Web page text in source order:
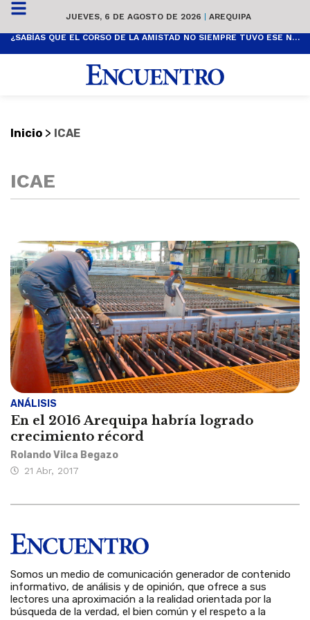
JUEVES, 6 DE AGOSTO DE 2026 | AREQUIPA
¿SABÍAS QUE EL CORSO DE LA AMISTAD NO SIEMPRE TUVO ESE NOMBRE? ESTA ES SU HISTORIA
Inicio > ICAE
ICAE
ANÁLISIS
En el 2016 Arequipa habría logrado
crecimiento récord
Rolando Vilca Begazo
21 Abr, 2017
Somos un medio de comunicación generador de contenido
informativo, de análisis y de opinión, que ofrece a sus
lectores una aproximación a la realidad orientada por la
búsqueda de la verdad, el bien común y el respeto a la